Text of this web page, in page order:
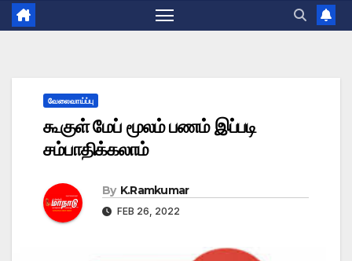
வேலைவாய்ப்பு
கூகுள் மேப் மூலம் பணம் இப்படி
சம்பாதிக்கலாம்
By K.Ramkumar
FEB 26, 2022